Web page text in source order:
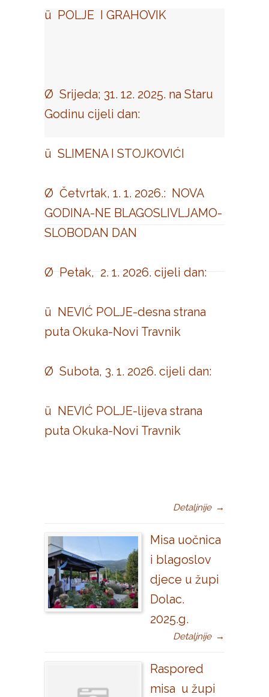
ü POLJE I GRAHOVIK
Ø Srijeda; 31. 12. 2025. na Staru
Godinu cijeli dan:
ü SLIMENA I STOJKOVIĆI
Ø Četvrtak, 1. 1. 2026.: NOVA
GODINA-NE BLAGOSLIVLJAMO-
SLOBODAN DAN
Ø Petak, 2. 1. 2026. cijeli dan:
ü NEVIĆ POLJE-desna strana
puta Okuka-Novi Travnik
Ø Subota, 3. 1. 2026. cijeli dan:
ü NEVIĆ POLJE-lijeva strana
puta Okuka-Novi Travnik
Detaljnije →
Misa uočnica
i blagoslov
djece u župi
Dolac.
2025.g.
Detaljnije →
Raspored
misa u župi